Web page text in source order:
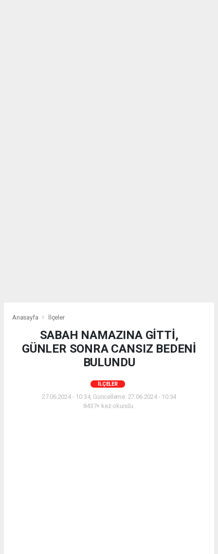
Anasayfa İlçeler
SABAH NAMAZINA GİTTİ,
GÜNLER SONRA CANSIZ BEDENİ
BULUNDU
İLÇELER
27.06.2024 - 10:34, Güncelleme: 27.06.2024 - 10:34
8437+ kez okundu.